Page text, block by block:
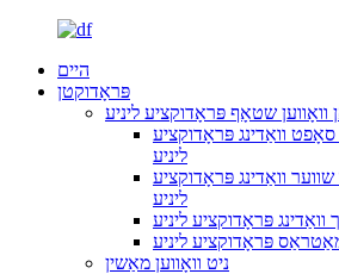
היים
פּראָדוקטן
וואָווען שטאָף פּראָדוקציע ליניע
וואַדינג פּראָדוקציע
ליניע
וואַדינג פּראָדוקציע
ליניע
וואַדינג פּראָדוקציע ליניע
פּראָדוקציע ליניע
ניט וואָווען מאַשין